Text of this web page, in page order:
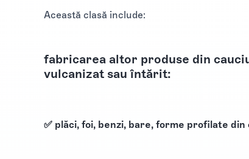
Această clasă include:
fabricarea altor produse din
vulcanizat sau întărit:
✅ plăci, foi, benzi, bare, forme profilate din